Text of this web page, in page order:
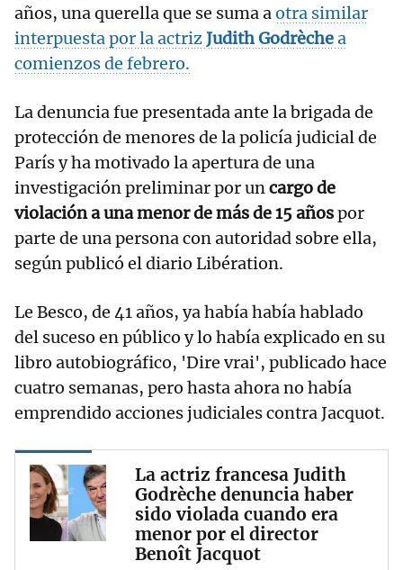
años, una querella que se suma aotra similar
interpuesta por la actrizJudith Godrèchea
comienzos de febrero.
La denuncia fue presentada ante la brigada de
protección de menores de la policía judicial de
París y ha motivado la apertura de una
investigación preliminar por uncargo de
violación a una menor de más de 15 añospor
parte de una persona con autoridad sobre ella,
según publicó el diario Libération.
Le Besco, de 41 años, ya había había hablado
del suceso en público y lo había explicado en su
libro autobiográfico, 'Dire vrai', publicado hace
cuatro semanas, pero hasta ahora no había
emprendido acciones judiciales contra Jacquot.
La actriz francesa Judith
Godrèche denuncia haber
sido violada cuando era
menor por el director
Benoît Jacquot